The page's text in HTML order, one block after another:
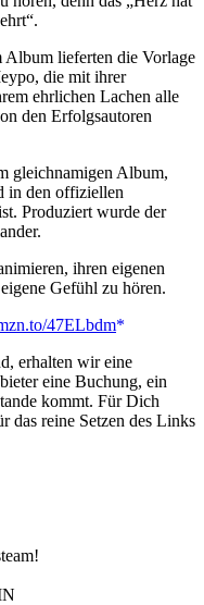
Album lieferten die Vorlage
die mit ihrer
ehrlichen Lachen alle
den Erfolgsautoren
gleichnamigen Album,
in den offiziellen
Produziert wurde der
ihren eigenen
Gefühl zu hören.
47ELbdm
erhalten wir eine
eine Buchung, ein
kommt. Für Dich
das reine Setzen des Links